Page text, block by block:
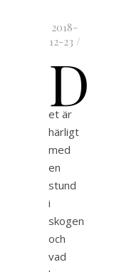
2018-
12-23 /
D
et är
härligt
med
en
stund
i
skogen
och
vad